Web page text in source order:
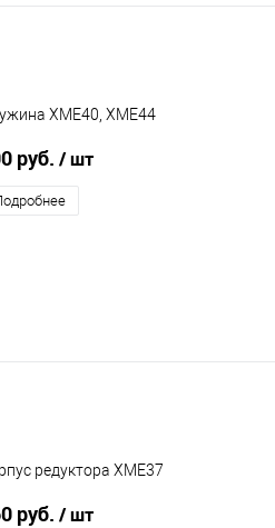
XME40, XME44
руб. / шт
редуктора XME37
руб. / шт